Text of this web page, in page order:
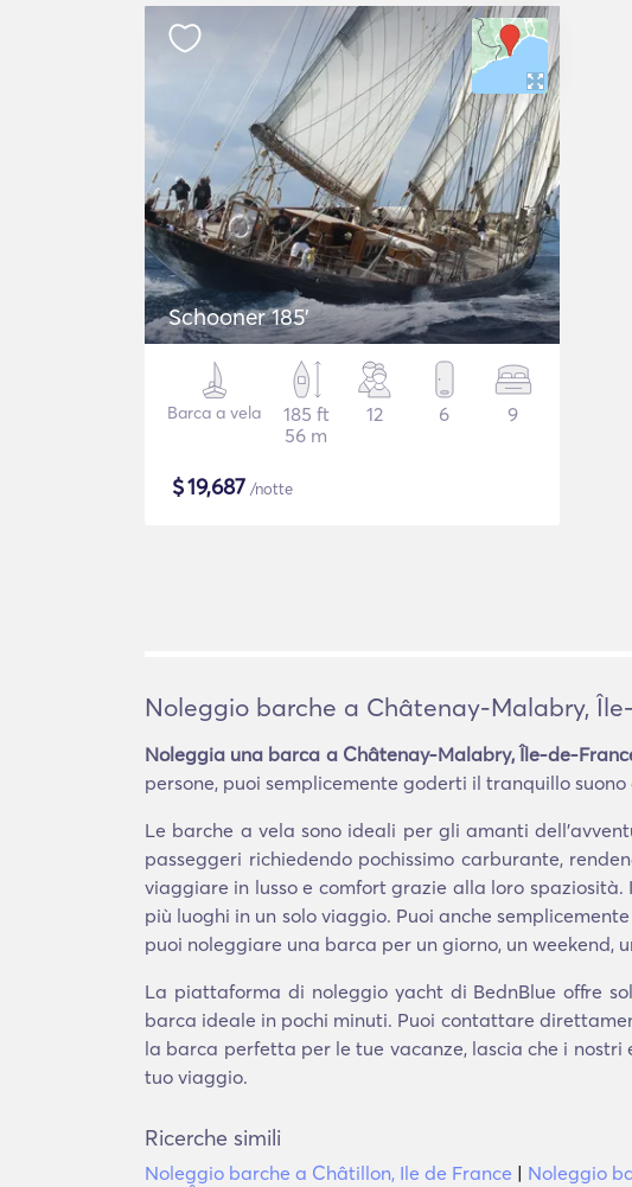
Schooner 185'
Barca a vela
185 ft
56 m
12 6 9
$19,687 /notte
Noleggio barche a Châtenay-Malabry,
Noleggia una barca a Châtenay-Malabry, Île-de-
persone, puoi semplicemente goderti il tranquillo
Le barche a vela sono ideali per gli amanti
passeggeri richiedendo pochissimo carburante,
viaggiare in lusso e comfort grazie alla loro
più luoghi in un solo viaggio. Puoi anche
puoi noleggiare una barca per un giorno, un weekend,
La piattaforma di noleggio yacht di BednBlue offre
barca ideale in pochi minuti. Puoi contattare
la barca perfetta per le tue vacanze, lascia che i
tuo viaggio.
Ricerche simili
Noleggio barche a Châtillon, Ile de France | Noleggio